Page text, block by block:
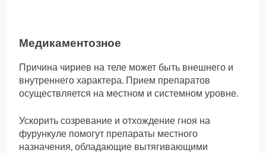
Медикаментозное
Причина чириев на теле может быть внешнего и
внутреннего характера. Прием препаратов
осуществляется на местном и системном уровне.
Ускорить созревание и отхождение гноя на
фурункуле помогут препараты местного
назначения, обладающие вытягивающими